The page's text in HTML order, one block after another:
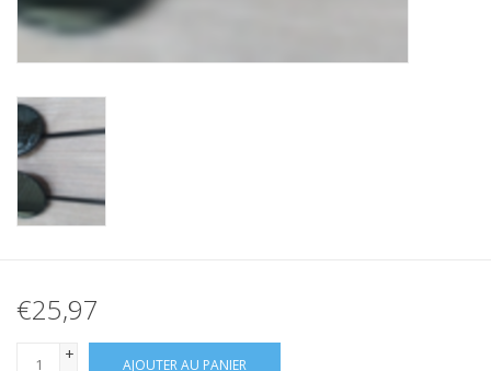
€25,97
+
AJOUTER AU PANIER